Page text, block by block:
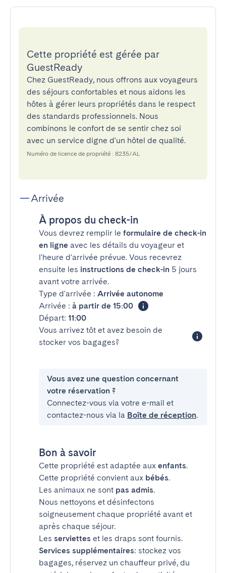
Cette propriété est gérée par
GuestReady
Chez GuestReady, nous offrons aux voyageurs
des séjours confortables et nous aidons les
hôtes à gérer leurs propriétés dans le respect
des standards professionnels. Nous
combinons le confort de se sentir chez soi
avec un service digne d'un hôtel de qualité.
Numéro de licence de propriété : 8235/AL
Arrivée
À propos du check-in
Vous devrez remplir le formulaire de check-in
en ligne avec les détails du voyageur et
l'heure d'arrivée prévue. Vous recevrez
ensuite les instructions de check-in 5 jours
avant votre arrivée.
Type d'arrivée : Arrivée autonome
Arrivée : à partir de 15:00
Départ: 11:00
Vous arrivez tôt et avez besoin de
stocker vos bagages?
Vous avez une question concernant
votre réservation ?
Connectez-vous via votre e-mail et
contactez-nous via la Boîte de réception.
Bon à savoir
Cette propriété est adaptée aux enfants.
Cette propriété convient aux bébés.
Les animaux ne sont pas admis.
Nous nettoyons et désinfectons
soigneusement chaque propriété avant et
après chaque séjour.
Les serviettes et les draps sont fournis.
Services supplémentaires: stockez vos
bagages, réservez un chauffeur privé, du